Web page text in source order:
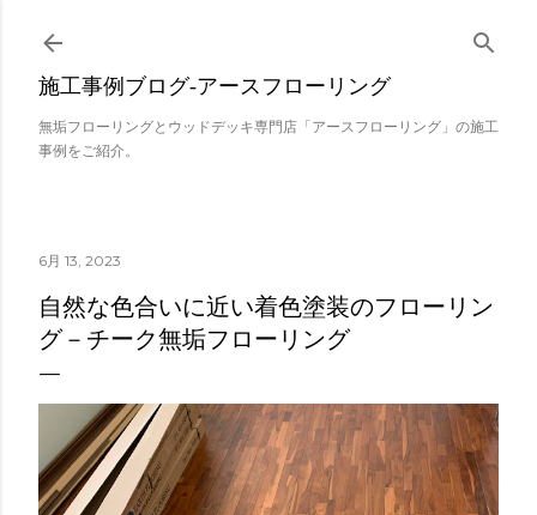
スキップしてメイン コンテンツに移動
施工事例ブログ‐アースフローリング
無垢フローリングとウッドデッキ専門店「アースフローリング」の施工
事例をご紹介。
6月 13, 2023
自然な色合いに近い着色塗装のフローリン
グ－チーク無垢フローリング